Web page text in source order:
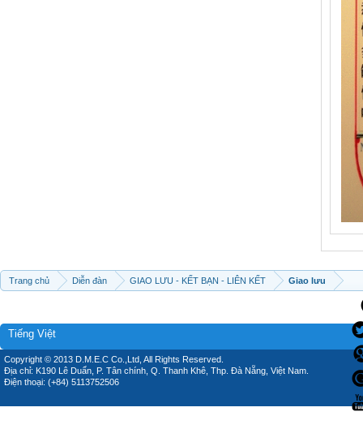
Trang chủ Diễn đàn GIAO LƯU - KẾT BẠN - LIÊN KẾT Giao lưu
Tiếng Việt
Copyright © 2013 D.M.E.C Co.,Ltd, All Rights Reserved.
Địa chỉ: K190 Lê Duẩn, P. Tân chính, Q. Thanh Khê, Thp. Đà Nẵng, Việt Nam.
Điện thoại: (+84) 5113752506